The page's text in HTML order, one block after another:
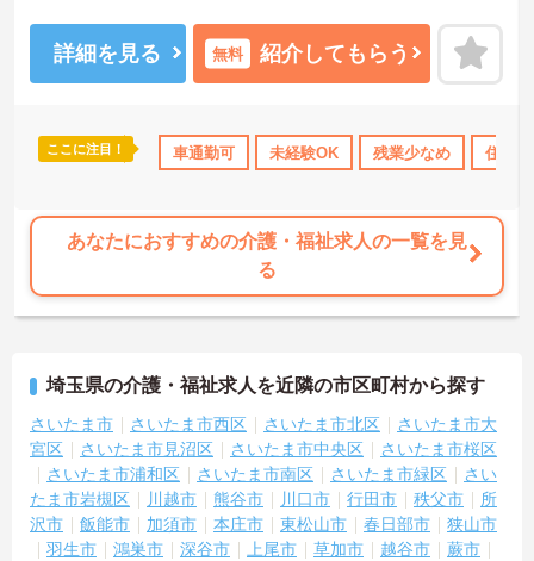
ボーナス・賞与あり 社会保険完備 退職金制度あり
ことが可能です。日々の頑張りやチームワークは賞与とは別に支給
される特別報酬としてしっかり還元されるため、高いモチベーショ
ンを維持しながら業務に取り組めます。残業は少なく、月9日の公休
より70歳まで勤務可能であり、退職金制度も完備されているなど、
長期的に安定したキャリアを築いていける職場です。入社後はOJT
★おすすめPOINT★
【賞与とは別に特別報酬が支給され、収入アップが期待できます】
・日々の施設運営への貢献やチームワークが多角的に評価されるた
め、目に見える形で還元されます。
・努力がダイレクトに評価へつながる制度により、仕事へのモチベ
【チームでの情報共有が徹底されており、安心して業務に取り組め
る体制です】
・毎朝スタッフ全員でミーティングを行い、お客様の体調や業務連
絡を細やかに共有する仕組みがあります。
・多職種連携で職種を超えて相談しやすい雰囲気のもと、困った時
もすぐにお互いをフォローし合えます。
【残業が少なく独自の休暇制度も完備され、長期的に安定して働け
詳細を見る 無料 紹介してもらう
ここに注目！ 車通勤可 未経験OK 残業少なめ 住宅
あなたにおすすめの介護・福祉求人の一覧を見
る
埼玉県の介護・福祉求人を近隣の市区町村から探す
さいたま市 さいたま市西区 さいたま市北区
さいたま市大
宮区
さいたま市見沼区 さいたま市中央区
さいたま市桜区
さいたま市浦和区
さいたま市南区 さいたま市緑区
さい
たま市岩槻区
川越市 熊谷市 川口市 行田市 秩父市
所
沢市
飯能市 加須市 本庄市 東松山市 春日部市
狭山市
羽生市
鴻巣市 深谷市 上尾市 草加市 越谷市
蕨市